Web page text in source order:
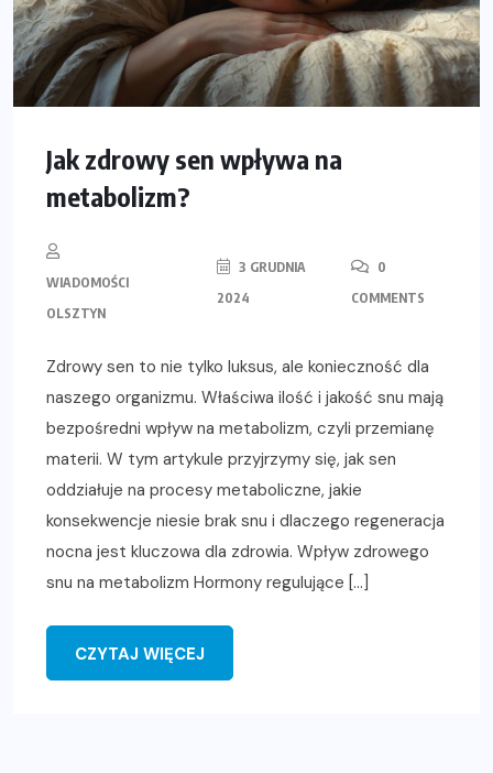
Jak zdrowy sen wpływa na
metabolizm?
WIADOMOŚCI
OLSZTYN
3 GRUDNIA
2024
0
COMMENTS
Zdrowy sen to nie tylko luksus, ale konieczność dla
naszego organizmu. Właściwa ilość i jakość snu mają
bezpośredni wpływ na metabolizm, czyli przemianę
materii. W tym artykule przyjrzymy się, jak sen
oddziałuje na procesy metaboliczne, jakie
konsekwencje niesie brak snu i dlaczego regeneracja
nocna jest kluczowa dla zdrowia. Wpływ zdrowego
snu na metabolizm Hormony regulujące […]
CZYTAJ WIĘCEJ